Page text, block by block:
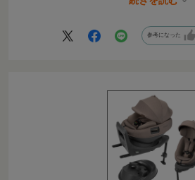
タイプですが、安定感・走破性は高い
参考になった